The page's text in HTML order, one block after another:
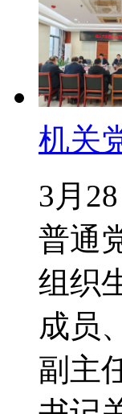
机关
3月
普通
组织
成员
副主